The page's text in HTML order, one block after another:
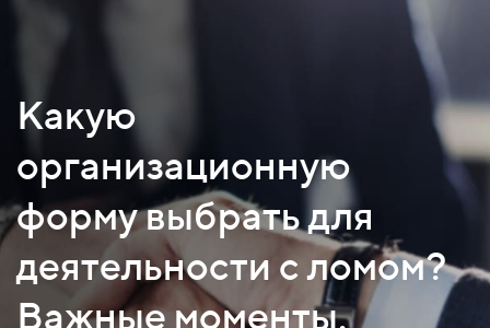
Какую
организационную
форму выбрать для
деятельности с ломом?
Важные моменты.